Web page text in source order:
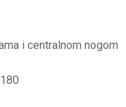
i centralnom nogom